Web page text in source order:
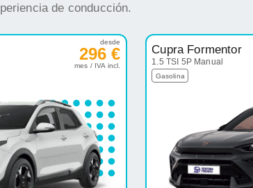
de conducción.
desde
296 €
mes / IVA incl.
Cupra Formentor
1.5 TSI 5P Manual
Gasolina